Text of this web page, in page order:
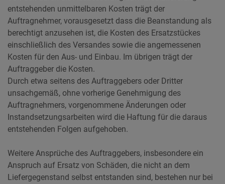
entstehenden unmittelbaren Kosten trägt der
Auftragnehmer, vorausgesetzt dass die Beanstandung als
berechtigt anzusehen ist, die Kosten des Ersatzstückes
einschließlich des Versandes sowie die angemessenen
Kosten für den Aus- und Einbau. Im übrigen trägt der
Auftraggeber die Kosten.
Durch etwa seitens des Auftraggebers oder Dritter
unsachgemäß, ohne vorherige Genehmigung des
Auftragnehmers, vorgenommene Änderungen oder
Instandsetzungsarbeiten wird die Haftung für die daraus
entstehenden Folgen aufgehoben.
Weitere Ansprüche des Auftraggebers, insbesondere ein
Anspruch auf Ersatz von Schäden, die nicht an dem
Liefergegenstand selbst entstanden sind, bestehen nur bei